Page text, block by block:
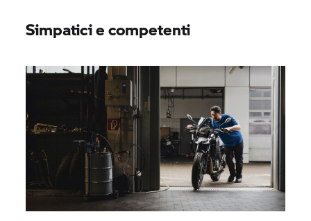
Simpatici e competenti